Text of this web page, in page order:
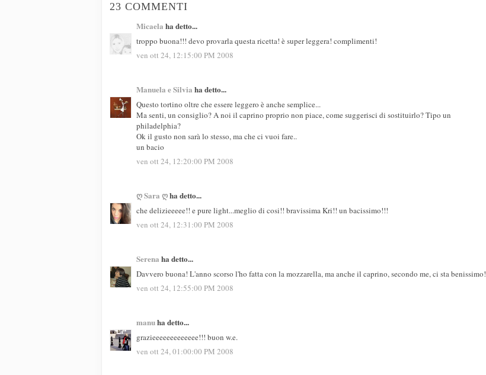
23 COMMENTI
Micaela ha detto...
troppo buona!!! devo provarla questa ricetta! è super leggera! complimenti!
ven ott 24, 12:15:00 PM 2008
Manuela e Silvia ha detto...
Questo tortino oltre che essere leggero è anche semplice...
Ma senti, un consiglio? A noi il caprino proprio non piace, come suggerisci di sostituirlo? Tipo un
philadelphia?
Ok il gusto non sarà lo stesso, ma che ci vuoi fare..
un bacio
ven ott 24, 12:20:00 PM 2008
ღ Sara ღha detto...
che delizieeeee!! e pure light...meglio di cosi!! bravissima Kri!! un bacissimo!!!
ven ott 24, 12:31:00 PM 2008
Serena ha detto...
Davvero buona! L'anno scorso l'ho fatta con la mozzarella, ma anche il caprino, secondo me, ci sta benissimo!
ven ott 24, 12:55:00 PM 2008
manuha detto...
grazieeeeeeeeeeeee!!! buon w.e.
ven ott 24, 01:00:00 PM 2008